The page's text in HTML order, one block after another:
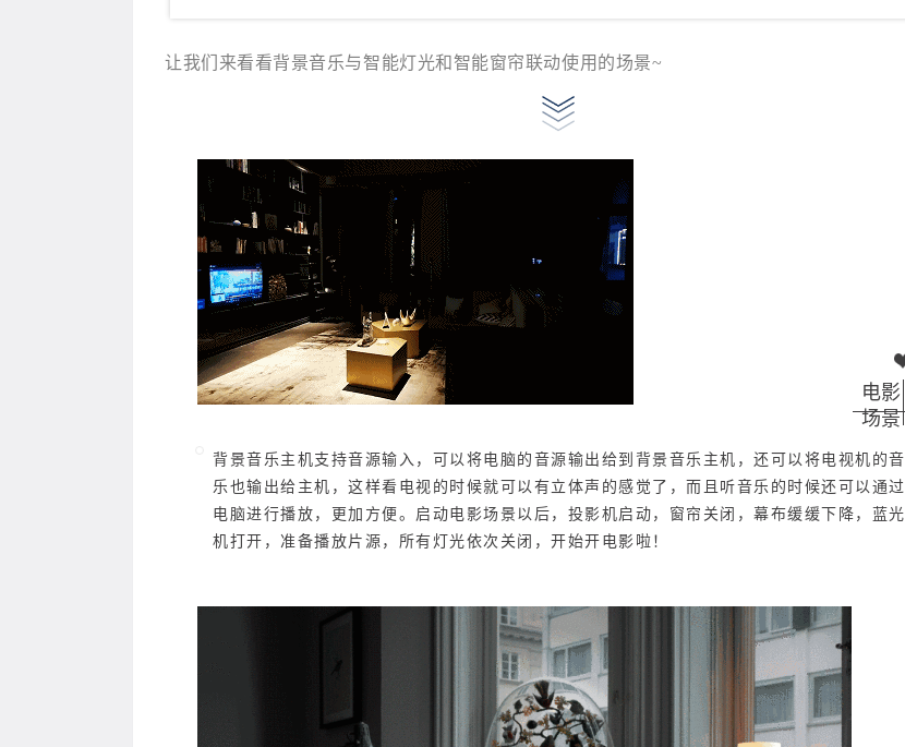
让我们来看看背景音乐与智能灯光和智能窗帘联动使用的场景~
电影
场景
背景音乐主机支持音源输入，可以将电脑的音源输出给到背景音乐主机，还可以将电视机的音
乐也输出给主机，这样看电视的时候就可以有立体声的感觉了，而且听音乐的时候还可以通过
电脑进行播放，更加方便。启动电影场景以后，投影机启动，窗帘关闭，幕布缓缓下降，蓝光
机打开，准备播放片源，所有灯光依次关闭，开始开电影啦！